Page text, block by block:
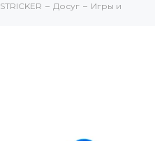
STRICKER Досуг
Игры и